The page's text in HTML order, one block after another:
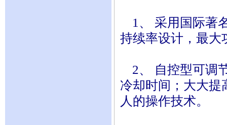
1、 采用国际著
持续率设计，最大
2、 自控型可调
冷却时间；大大提
人的操作技术。